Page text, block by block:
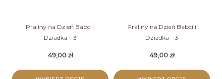
Praliny na Dzień Babci i
Dziadka – 3
49,00 zł
Praliny na Dzień Babci i
Dziadka – 3
49,00 zł